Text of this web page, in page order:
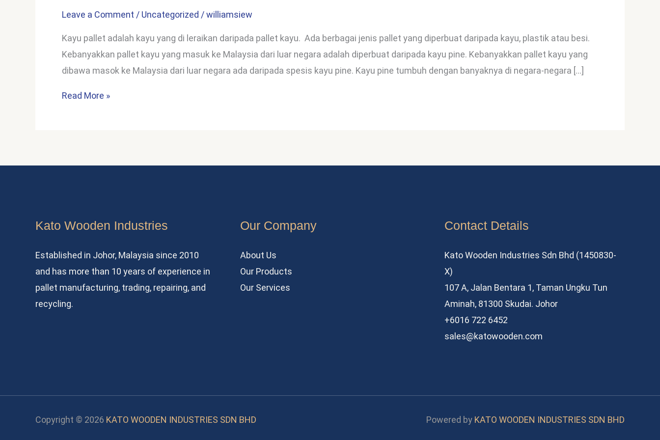
Leave a Comment / Uncategorized /williamsiew
Kayu pallet adalah kayu yang di leraikan daripada pallet kayu. Ada berbagai jenis pallet yang diperbuat daripada kayu, plastik atau besi.
Kebanyakkan pallet kayu yang masuk ke Malaysia dari luar negara adalah diperbuat daripada kayu pine. Kebanyakkan pallet kayu yang
dibawa masok ke Malaysia dari luar negara ada daripada spesis kayu pine. Kayu pine tumbuh dengan banyaknya di negara-negara […]
PALLET
?
Read More »
Kato Wooden Industries
Established in Johor, Malaysia since 2010
and has more than 10 years of experience in
pallet manufacturing, trading, repairing, and
recycling.
Our Company
About Us
Our Products
Our Services
Contact Details
Kato Wooden Industries Sdn Bhd (1450830-
X)
107 A, Jalan Bentara 1, Taman Ungku Tun
Aminah, 81300 Skudai. Johor
+6016 722 6452
sales@katowooden.com
Copyright © 2026 KATO WOODEN INDUSTRIES SDN BHD Powered by KATO WOODEN INDUSTRIES SDN BHD